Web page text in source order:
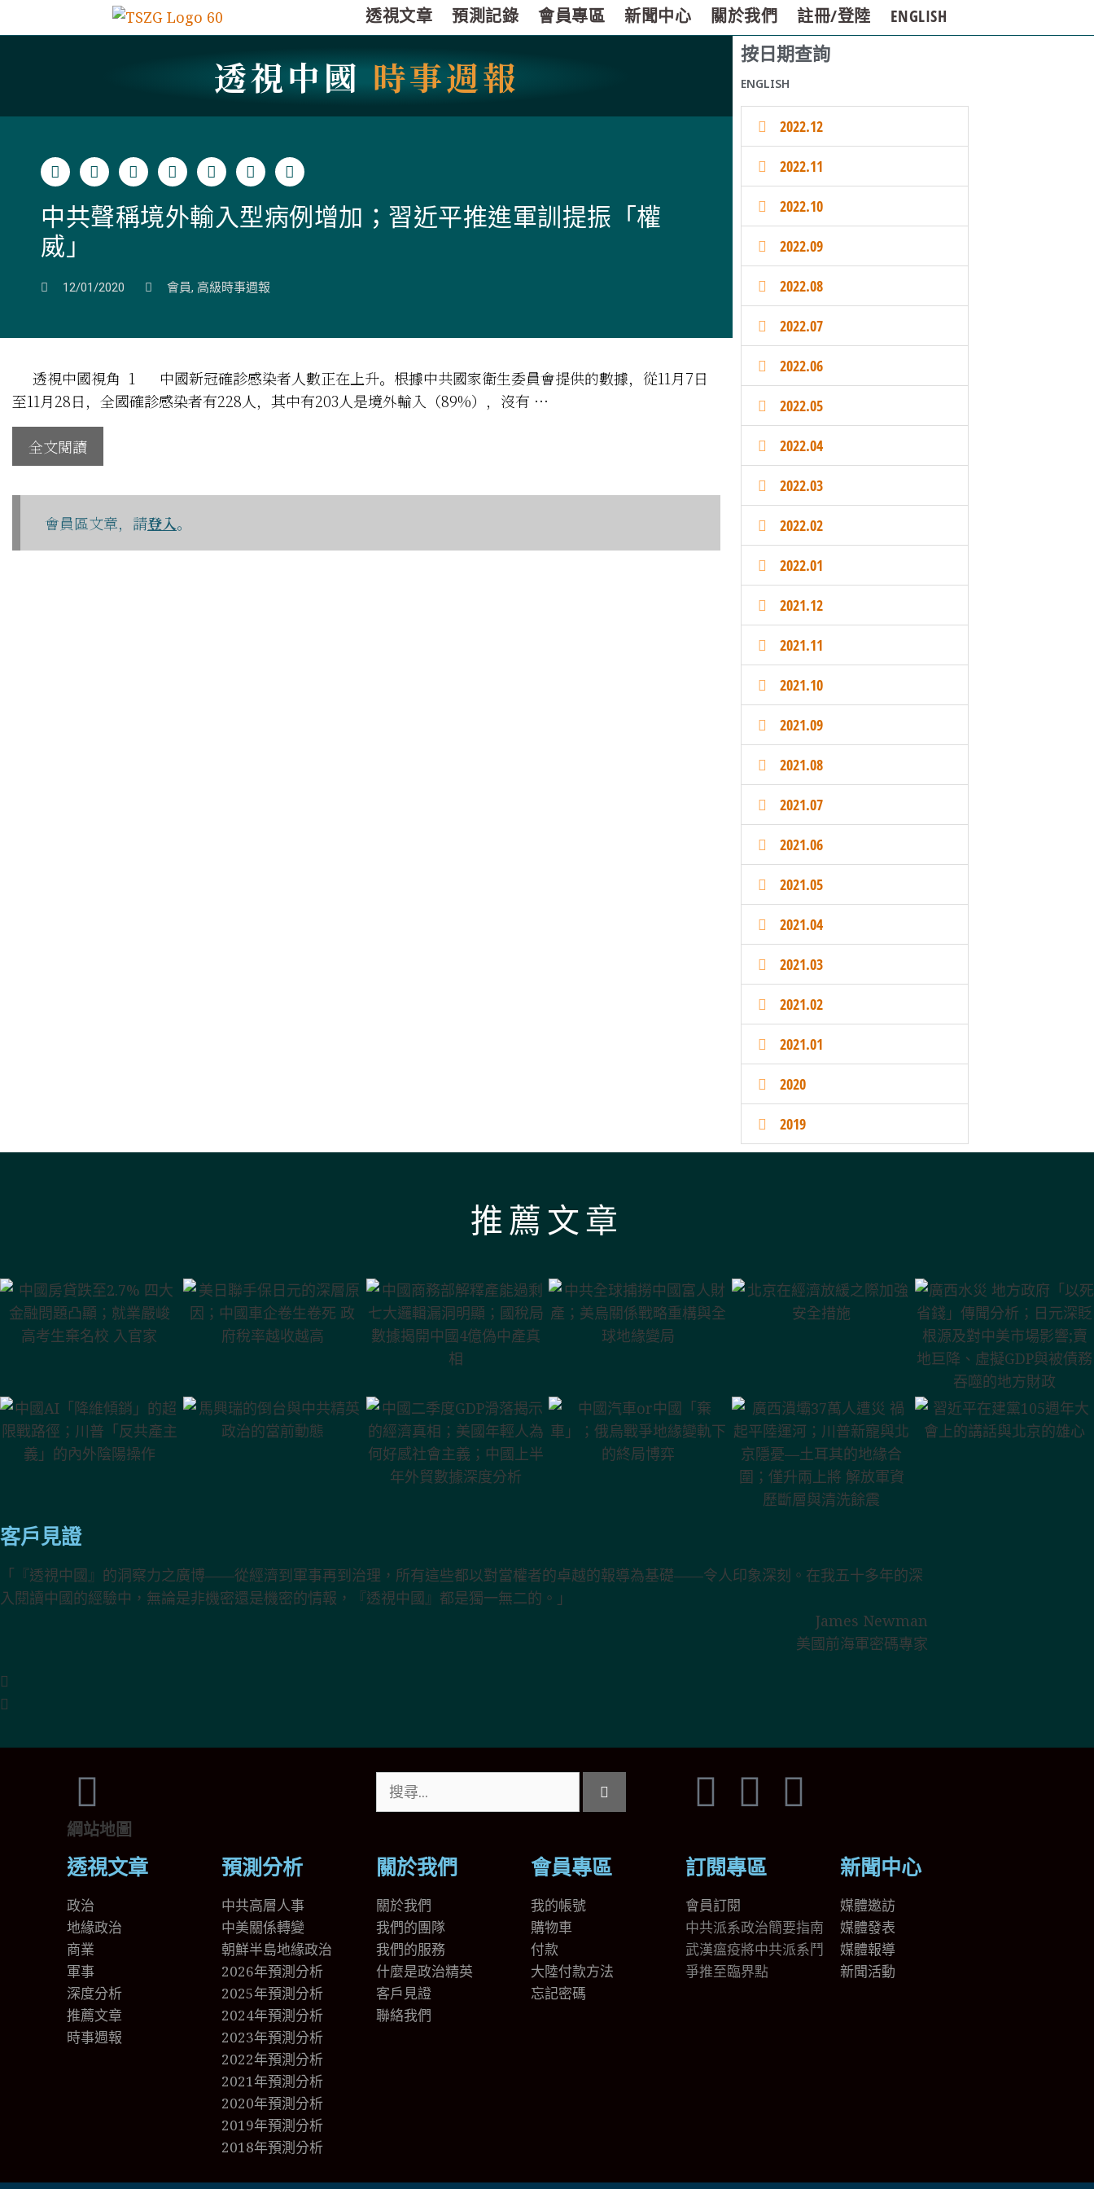
透視文章 預測記錄 會員專區 新聞中心 關於我們 註冊/登陸 ENGLISH
透視中國 時事週報
中共聲稱境外輸入型病例增加；習近平推進軍訓提振「權
威」
12/01/2020 會員, 高級時事週報
透視中國視角 1 中國新冠確診感染者人數正在上升。根據中共國家衛生委員會提供的數據，從11月7日
至11月28日，全國確診感染者有228人，其中有203人是境外輸入（89%），沒有 …
全文閱讀
會員區文章，請登入。
按日期查詢
ENGLISH
2022.12
2022.11
2022.10
2022.09
2022.08
2022.07
2022.06
2022.05
2022.04
2022.03
2022.02
2022.01
2021.12
2021.11
2021.10
2021.09
2021.08
2021.07
2021.06
2021.05
2021.04
2021.03
2021.02
2021.01
2020
2019
推薦文章
2.7% 四大金融問
題凸顯；就業嚴
峻 高考生棄名校
的深層原因；中
國車企卷生卷死
政府稅率越收越
產能過剩 七大邏
輯漏洞明顯；國
稅局數據揭開中
國富人財產；美
烏關係戰略重構
之際加強安全措
傳聞分析；日元
深貶根源及對中
美市場影響;賣地
巨降、虛擬GDP
與被債務吞噬的
地方財政
銷」的超限戰路
徑；川普「反共
產主義」的內外
中共精英政治的
中國二季度GDP
真相；美國年輕
人為何好感社會
主義；中國上半
「棄車」；俄烏
戰爭地緣變軌下
河；川普新寵與
北京隱憂—土耳
其的地緣合圍；
僅升兩上將 解放
習近平在建黨105
週年大會上的講
客戶見證
「『透視中國』的洞察力之廣博——從經濟到軍事再到治理，所有這些都以對當權者的卓越的報導為基礎——令人印象深刻。在我五十多年的深
入閱讀中國的經驗中，無論是非機密還是機密的情報，『透視中國』都是獨一無二的。」
James Newman
美國前海軍密碼專家
綱站地圖
透視文章
政治
地緣政治
商業
軍事
深度分析
推薦文章
時事週報
預測分析
中共高層人事
中美關係轉變
朝鮮半島地緣政治
2026年預測分析
2025年預測分析
2024年預測分析
2023年預測分析
2022年預測分析
2021年預測分析
2020年預測分析
2019年預測分析
2018年預測分析
關於我們
關於我們
我們的團隊
我們的服務
什麼是政治精英
客戶見證
聯絡我們
會員專區
我的帳號
購物車
付款
大陸付款方法
忘記密碼
訂閱專區
會員訂閱
中共派系政治簡要指南
武漢瘟疫將中共派系鬥
爭推至臨界點
新聞中心
媒體邀訪
媒體發表
媒體報導
新聞活動